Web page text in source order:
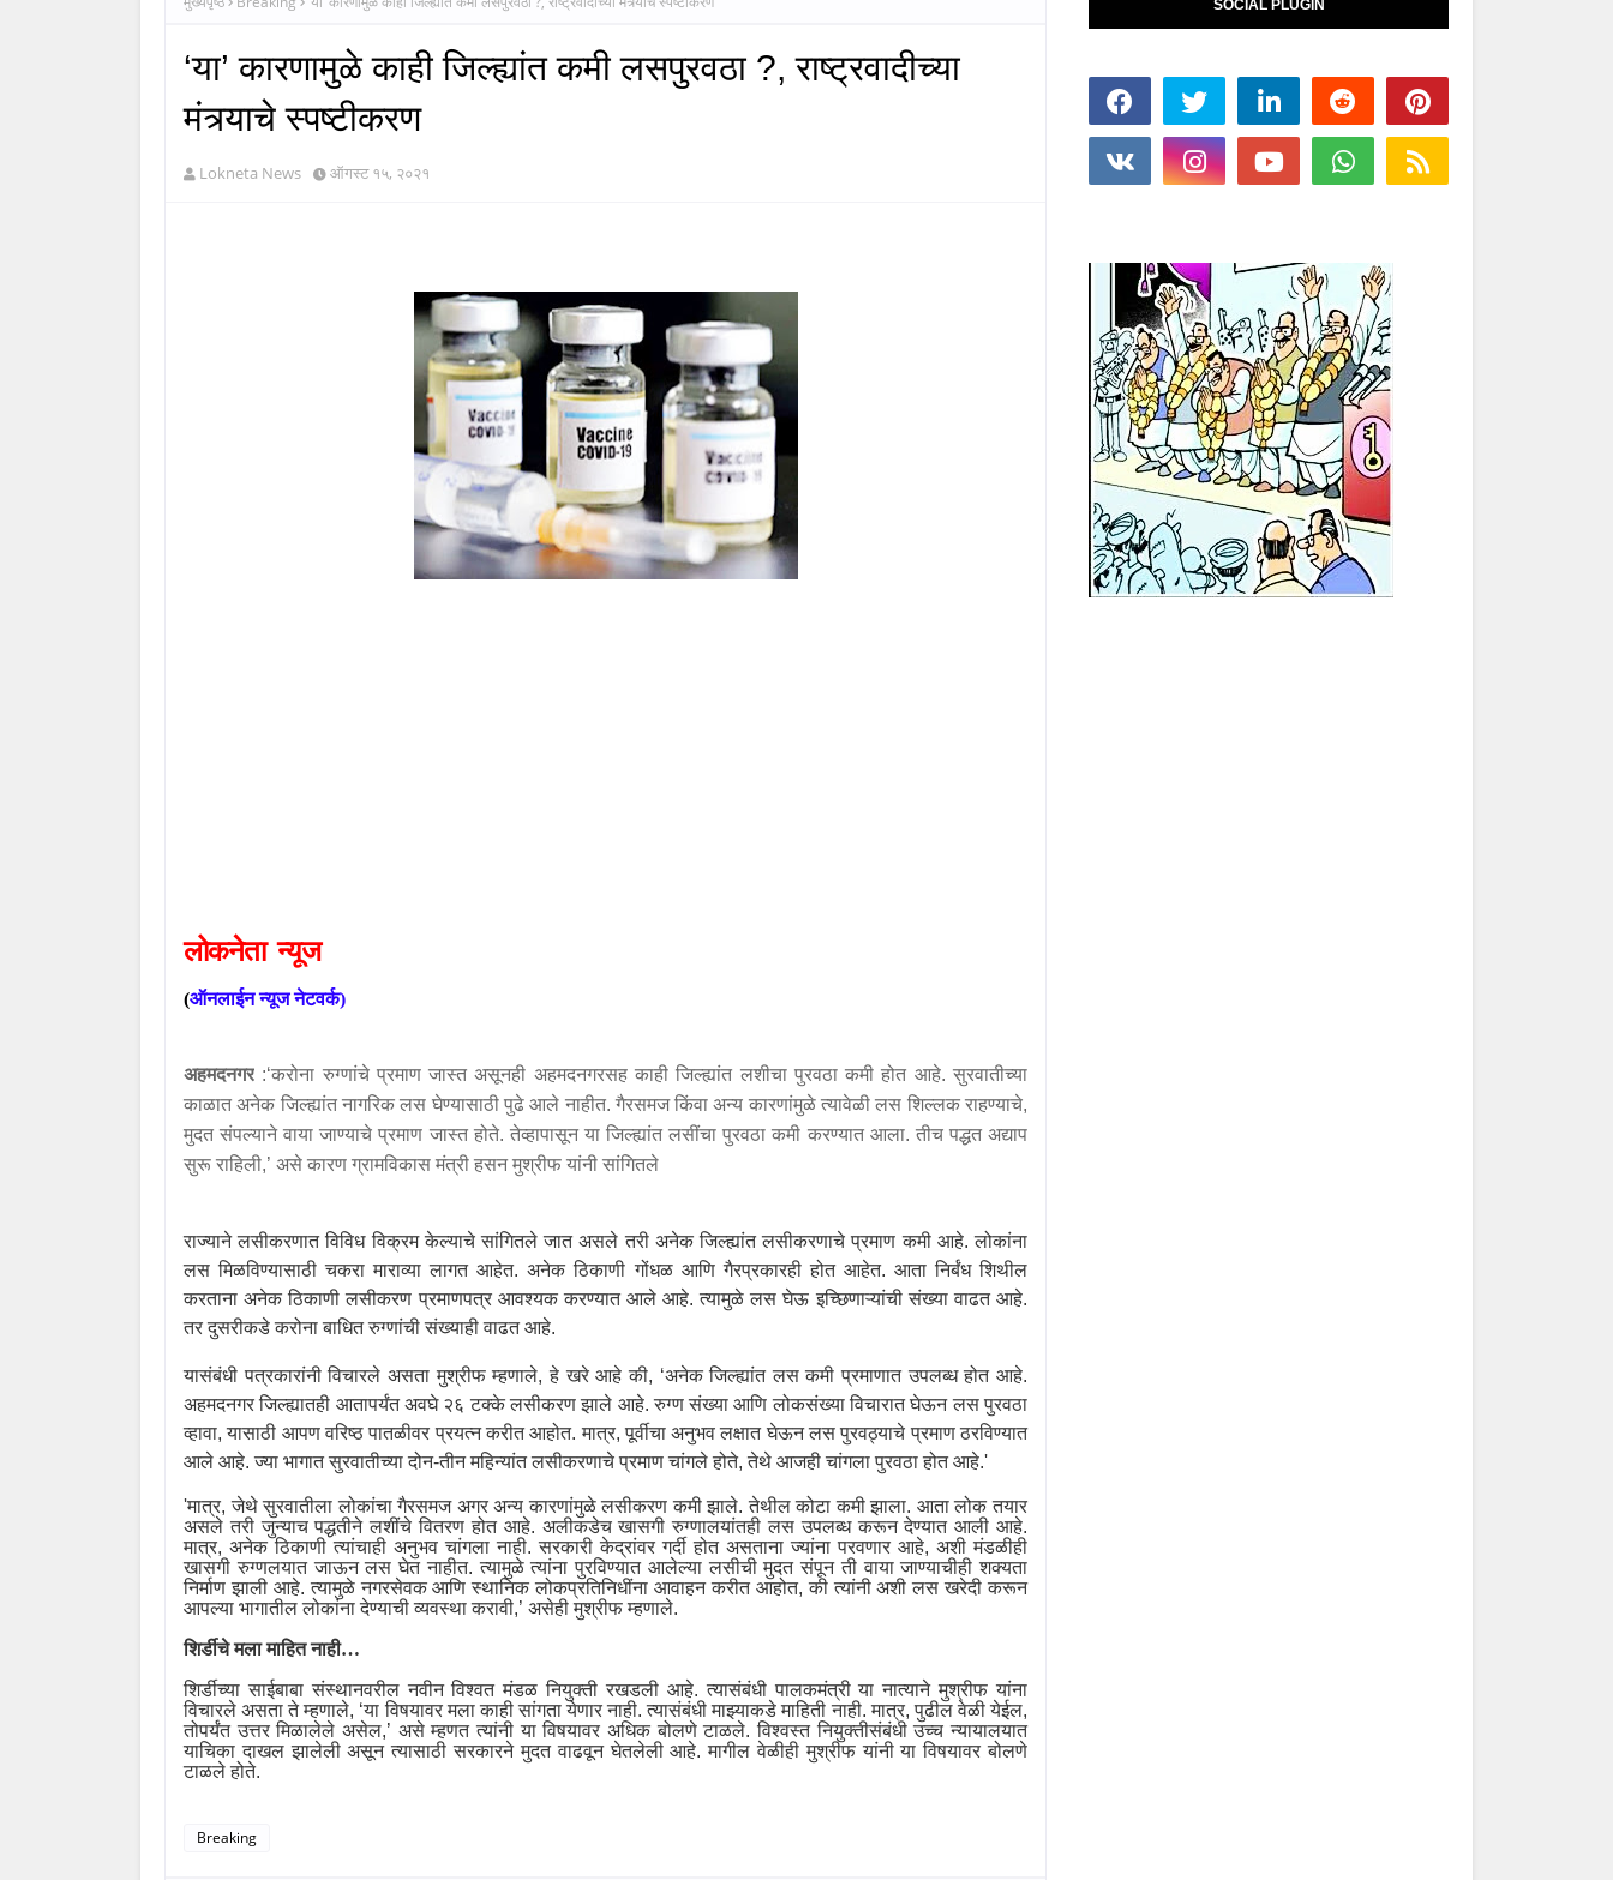
‘या’ कारणामुळे काही जिल्ह्यांत कमी लसपुरवठा ?, राष्ट्रवादीच्या
मंत्र्याचे स्पष्टीकरण
Lokneta News ऑगस्ट १५, २०२१
लोकनेता न्यूज
(ऑनलाईन न्यूज नेटवर्क)
अहमदनगर :‘करोना रुग्णांचे प्रमाण जास्त असूनही अहमदनगरसह काही जिल्ह्यांत लशीचा पुरवठा कमी होत आहे. सुरवातीच्या
काळात अनेक जिल्ह्यांत नागरिक लस घेण्यासाठी पुढे आले नाहीत. गैरसमज किंवा अन्य कारणांमुळे त्यावेळी लस शिल्लक राहण्याचे,
मुदत संपल्याने वाया जाण्याचे प्रमाण जास्त होते. तेव्हापासून या जिल्ह्यांत लसींचा पुरवठा कमी करण्यात आला. तीच पद्धत अद्याप
सुरू राहिली,’ असे कारण ग्रामविकास मंत्री हसन मुश्रीफ यांनी सांगितले
राज्याने लसीकरणात विविध विक्रम केल्याचे सांगितले जात असले तरी अनेक जिल्ह्यांत लसीकरणाचे प्रमाण कमी आहे. लोकांना
लस मिळविण्यासाठी चकरा माराव्या लागत आहेत. अनेक ठिकाणी गोंधळ आणि गैरप्रकारही होत आहेत. आता निर्बंध शिथील
करताना अनेक ठिकाणी लसीकरण प्रमाणपत्र आवश्यक करण्यात आले आहे. त्यामुळे लस घेऊ इच्छिणाऱ्यांची संख्या वाढत आहे.
तर दुसरीकडे करोना बाधित रुग्णांची संख्याही वाढत आहे.
यासंबंधी पत्रकारांनी विचारले असता मुश्रीफ म्हणाले,हे खरे आहे की, ‘अनेक जिल्ह्यांत लस कमी प्रमाणात उपलब्ध होत आहे.
अहमदनगर जिल्ह्यातही आतापर्यंत अवघे २६ टक्के लसीकरण झाले आहे. रुग्ण संख्या आणि लोकसंख्या विचारात घेऊन लस पुरवठा
व्हावा,यासाठी आपण वरिष्ठ पातळीवर प्रयत्न करीत आहोत. मात्र,पूर्वीचा अनुभव लक्षात घेऊन लस पुरवठ्याचे प्रमाण ठरविण्यात
आले आहे. ज्या भागात सुरवातीच्या दोन-तीन महिन्यांत लसीकरणाचे प्रमाण चांगले होते,तेथे आजही चांगला पुरवठा होत आहे.'
'मात्र,जेथे सुरवातीला लोकांचा गैरसमज अगर अन्य कारणांमुळे लसीकरण कमी झाले. तेथील कोटा कमी झाला. आता लोक तयार
असले तरी जुन्याच पद्धतीने लशींचे वितरण होत आहे. अलीकडेच खासगी रुग्णालयांतही लस उपलब्ध करून देण्यात आली आहे.
मात्र, अनेक ठिकाणी त्यांचाही अनुभव चांगला नाही. सरकारी केद्रांवर गर्दी होत असताना ज्यांना परवणार आहे, अशी मंडळीही
खासगी रुग्णलयात जाऊन लस घेत नाहीत. त्यामुळे त्यांना पुरविण्यात आलेल्या लसीची मुदत संपून ती वाया जाण्याचीही शक्यता
निर्माण झाली आहे. त्यामुळे नगरसेवक आणि स्थानिक लोकप्रतिनिधींना आवाहन करीत आहोत,की त्यांनी अशी लस खरेदी करून
आपल्या भागातील लोकांना देण्याची व्यवस्था करावी,’ असेही मुश्रीफ म्हणाले.
शिर्डीचे मला माहित नाही…
शिर्डीच्या साईबाबा संस्थानवरील नवीन विश्वत मंडळ नियुक्ती रखडली आहे. त्यासंबंधी पालकमंत्री या नात्याने मुश्रीफ यांना
विचारले असता ते म्हणाले, ‘या विषयावर मला काही सांगता येणार नाही. त्यासंबंधी माझ्याकडे माहिती नाही. मात्र,पुढील वेळी येईल,
तोपर्यंत उत्तर मिळालेले असेल,’ असे म्हणत त्यांनी या विषयावर अधिक बोलणे टाळले. विश्वस्त नियुक्तीसंबंधी उच्च न्यायालयात
याचिका दाखल झालेली असून त्यासाठी सरकारने मुदत वाढवून घेतलेली आहे. मागील वेळीही मुश्रीफ यांनी या विषयावर बोलणे
टाळले होते.
Breaking
SOCIAL PLUGIN